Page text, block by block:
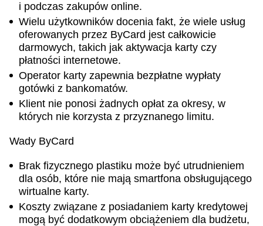
i podczas zakupów online.
Wielu użytkowników docenia fakt, że wiele usług
oferowanych przez ByCard jest całkowicie
darmowych, takich jak aktywacja karty czy
płatności internetowe.
Operator karty zapewnia bezpłatne wypłaty
gotówki z bankomatów.
Klient nie ponosi żadnych opłat za okresy, w
których nie korzysta z przyznanego limitu.
Wady ByCard
Brak fizycznego plastiku może być utrudnieniem
dla osób, które nie mają smartfona obsługującego
wirtualne karty.
Koszty związane z posiadaniem karty kredytowej
mogą być dodatkowym obciążeniem dla budżetu,